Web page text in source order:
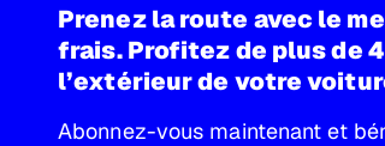
Prenez la route avec le
frais. Profitez de plus de
l’extérieur de votre
Abonnez-vous maintenant et